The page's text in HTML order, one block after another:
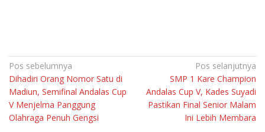
Navigasi
pos
Pos sebelumnya
Dihadiri Orang Nomor Satu di
Madiun, Semifinal Andalas Cup
V Menjelma Panggung
Olahraga Penuh Gengsi
Pos selanjutnya
SMP 1 Kare Champion
Andalas Cup V, Kades Suyadi
Pastikan Final Senior Malam
Ini Lebih Membara